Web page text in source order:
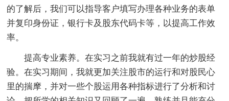
的了解后，我们可以指导客户填写办理各种业务的表单
并复印身份证，银行卡及股东代码卡等，以提高工作效
率。
提高专业素养。在实习之前我就有过一年的炒股经
验。在实习期间，我就更加关注股市的运行和对股民心
里的揣摩，并对一些个股运用各种指标进行了分析和讨